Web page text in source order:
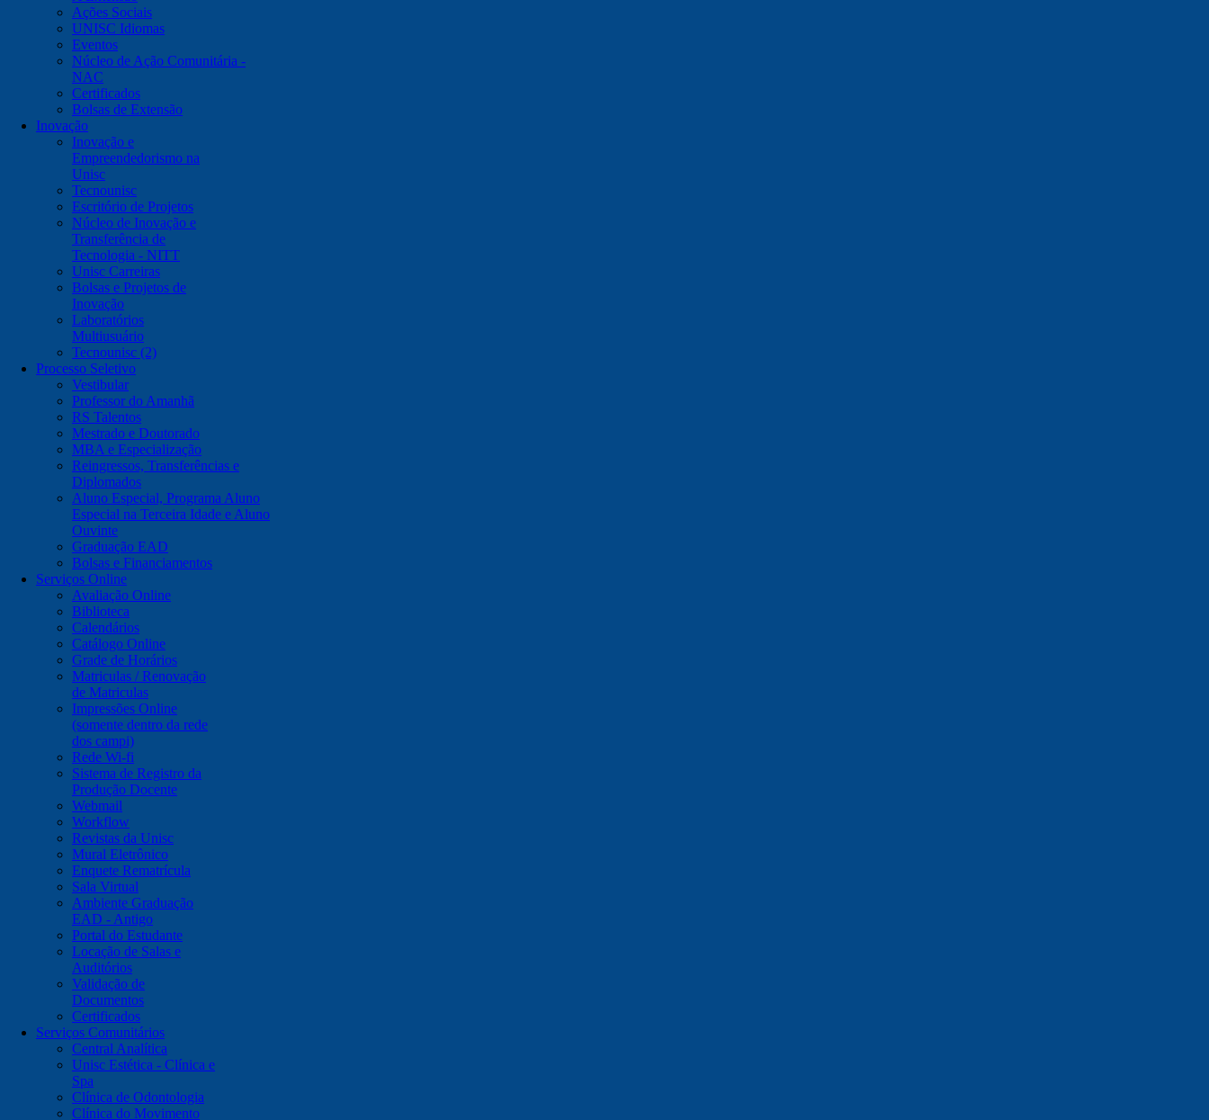
Ações Sociais
UNISC Idiomas
Eventos
Núcleo de Ação Comunitária -
NAC
Certificados
Bolsas de Extensão
Inovação
Inovação e
Empreendedorismo na
Unisc
Tecnounisc
Escritório de Projetos
Núcleo de Inovação e
Transferência de
Tecnologia - NITT
Unisc Carreiras
Bolsas e Projetos de
Inovação
Laboratórios
Multiusuário
Tecnounisc (2)
Processo Seletivo
Vestibular
Professor do Amanhã
RS Talentos
Mestrado e Doutorado
MBA e Especialização
Reingressos, Transferências e
Diplomados
Aluno Especial, Programa Aluno
Especial na Terceira Idade e Aluno
Ouvinte
Graduação EAD
Bolsas e Financiamentos
Serviços Online
Avaliação Online
Biblioteca
Calendários
Catálogo Online
Grade de Horários
Matriculas / Renovação
de Matriculas
Impressões Online
(somente dentro da rede
dos campi)
Rede Wi-fi
Sistema de Registro da
Produção Docente
Webmail
Workflow
Revistas da Unisc
Mural Eletrônico
Enquete Rematrícula
Sala Virtual
Ambiente Graduação
EAD - Antigo
Portal do Estudante
Locação de Salas e
Auditórios
Validação de
Documentos
Certificados
Serviços Comunitários
Central Analítica
Unisc Estética - Clínica e
Spa
Clínica de Odontologia
Clínica do Movimento